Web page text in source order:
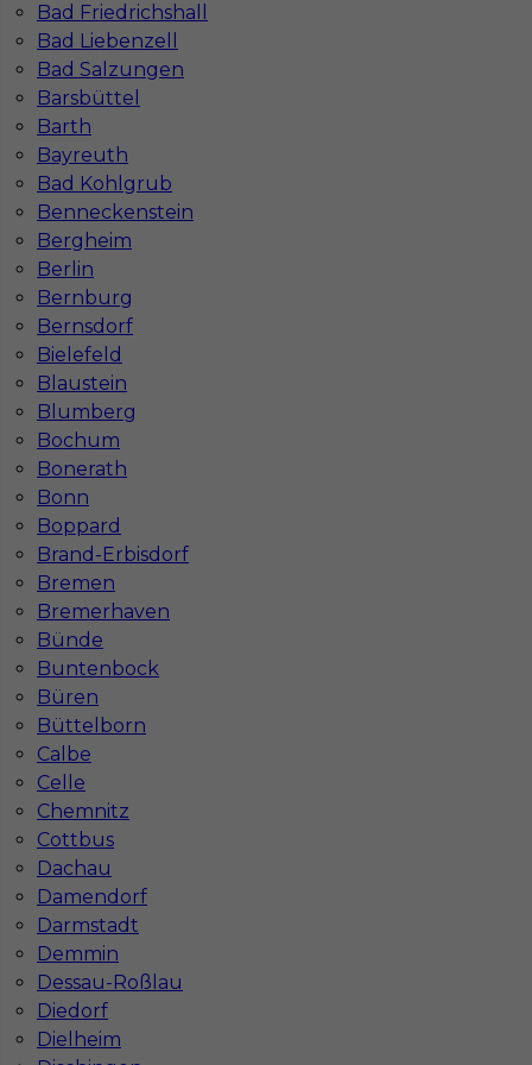
Bad Friedrichshall
Bad Liebenzell
Bad Salzungen
Barsbüttel
Barth
Bayreuth
Bad Kohlgrub
Benneckenstein
Bergheim
Berlin
Bernburg
Bernsdorf
Bielefeld
Blaustein
Blumberg
Bochum
Bonerath
Bonn
Boppard
Brand-Erbisdorf
Bremen
Bremerhaven
Bünde
Buntenbock
Büren
Büttelborn
Calbe
Celle
Chemnitz
Cottbus
Dachau
Damendorf
Darmstadt
Demmin
Dessau-Roßlau
Diedorf
Dielheim
Lokalizacja Niemcy , Rostock
Wymagane języki
Niemiecki dobry
Stawka 12 - 14 € / h
Praca w Niemczech dla operatora CNC
Kategoria Operatorzy
Lokalizacja
Niemcy
Wymagane języki Niemiecki dobry
komunikatywny
Stawka 13 - 15 € / h
Programista CNC praca Niemcy
Kategoria Operatorzy
Lokalizacja
Wymagane języki